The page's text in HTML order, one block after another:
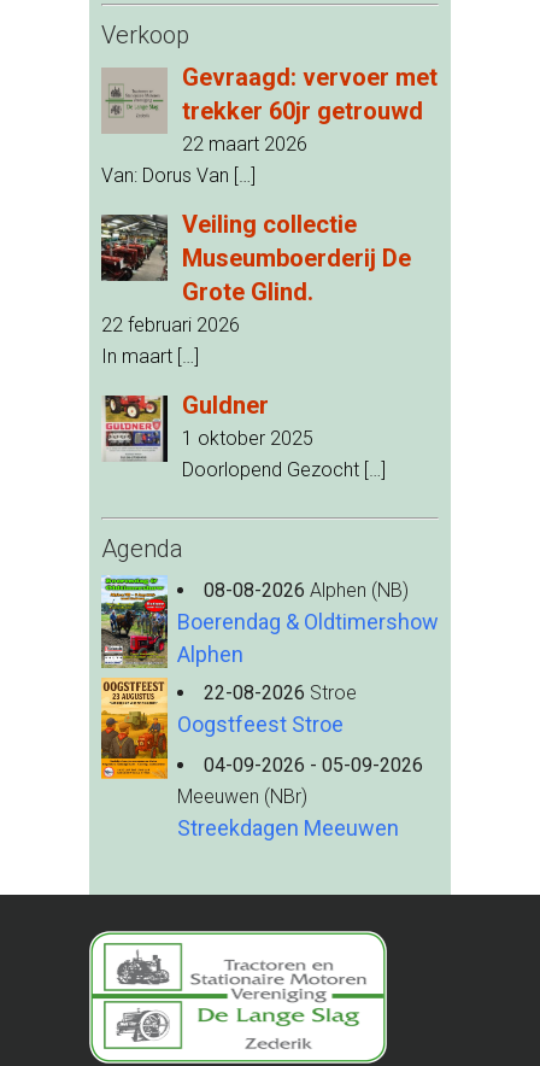
Verkoop
Gevraagd: vervoer met
trekker 60jr getrouwd
22 maart 2026
Van: Dorus Van […]
Veiling collectie
Museumboerderij De
Grote Glind.
22 februari 2026
In maart […]
Guldner
1 oktober 2025
Doorlopend Gezocht […]
Agenda
08-08-2026 Alphen (NB)
Boerendag & Oldtimershow
Alphen
22-08-2026 Stroe
Oogstfeest Stroe
04-09-2026 - 05-09-2026
Meeuwen (NBr)
Streekdagen Meeuwen